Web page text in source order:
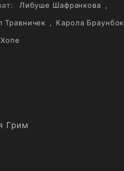
Либуше Шафранкова ,
Травничек , Карола Браунбок
Грим